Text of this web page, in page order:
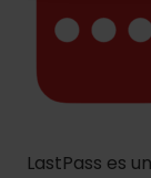
LastPass es